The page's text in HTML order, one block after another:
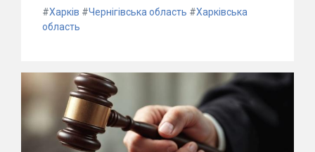
#Харків #Чернігівська область #Харківська
область